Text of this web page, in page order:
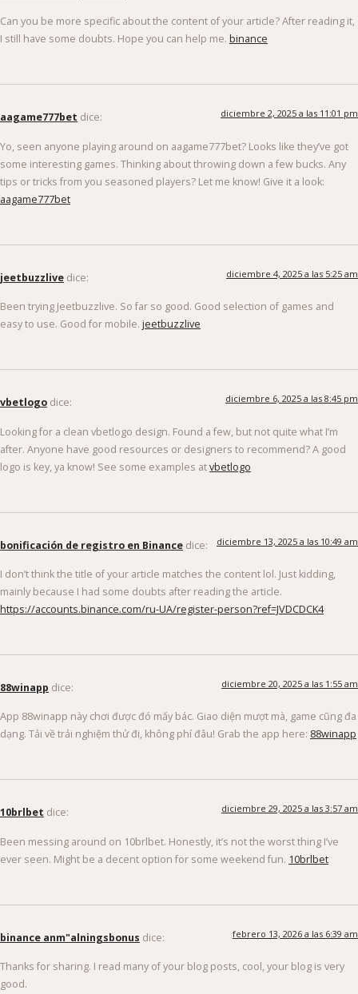
Can you be more specific about the content of your article? After reading it,
I still have some doubts. Hope you can help me. binance
aagame777bet dice: diciembre 2, 2025 a las 11:01 pm
Yo, seen anyone playing around on aagame777bet? Looks like they’ve got
some interesting games. Thinking about throwing down a few bucks. Any
tips or tricks from you seasoned players? Let me know! Give it a look:
aagame777bet
jeetbuzzlive dice: diciembre 4, 2025 a las 5:25 am
Been trying Jeetbuzzlive. So far so good. Good selection of games and
easy to use. Good for mobile. jeetbuzzlive
vbetlogo dice: diciembre 6, 2025 a las 8:45 pm
Looking for a clean vbetlogo design. Found a few, but not quite what I’m
after. Anyone have good resources or designers to recommend? A good
logo is key, ya know! See some examples atvbetlogo
bonificación de registro en Binance dice: diciembre 13, 2025 a las 10:49 am
I don’t think the title of your article matches the content lol. Just kidding,
mainly because I had some doubts after reading the article.
https://accounts.binance.com/ru-UA/register-person?ref=JVDCDCK4
88winapp dice: diciembre 20, 2025 a las 1:55 am
App 88winapp này chơi được đó mấy bác. Giao diện mượt mà, game cũng đa
dạng. Tải về trải nghiệm thử đi, không phí đâu! Grab the app here: 88winapp
10brlbet dice: diciembre 29, 2025 a las 3:57 am
Been messing around on 10brlbet. Honestly, it’s not the worst thing I’ve
ever seen. Might be a decent option for some weekend fun. 10brlbet
binance anm"alningsbonus dice: febrero 13, 2026 a las 6:39 am
Thanks for sharing. I read many of your blog posts, cool, your blog is very
good.